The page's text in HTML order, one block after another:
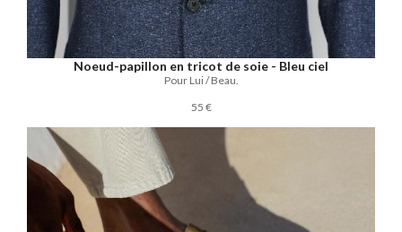
Noeud-papillon en tricot de soie - Bleu ciel
Pour Lui / Beau.
55 €